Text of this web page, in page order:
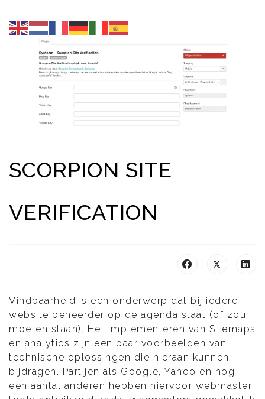
SCORPION SITE
VERIFICATION
Vindbaarheid is een onderwerp dat bij iedere
website beheerder op de agenda staat (of zou
moeten staan). Het implementeren van Sitemaps
en analytics zijn een paar voorbeelden van
technische oplossingen die hieraan kunnen
bijdragen. Partijen als Google, Yahoo en nog
een aantal anderen hebben hiervoor webmaster